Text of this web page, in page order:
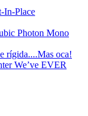
In-Place
Photon Mono
rígida....Mas oca!
We’ve EVER